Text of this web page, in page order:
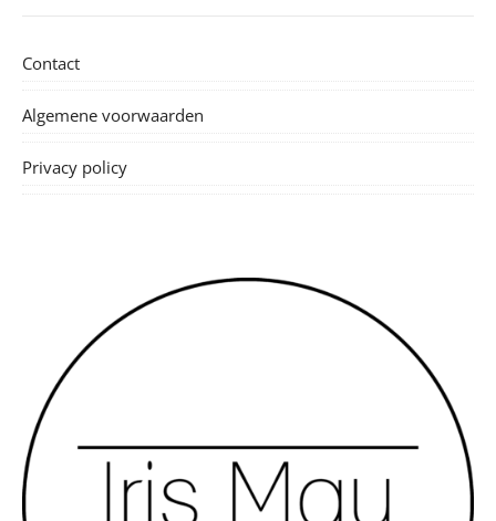
Contact
Algemene voorwaarden
Privacy policy